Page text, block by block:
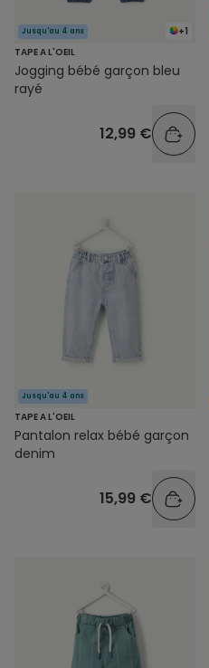
+1
Jusqu'au 4 ans
TAPE A L'OEIL
Jogging bébé garçon bleu
rayé
12,99 €
Jusqu'au 4 ans
TAPE A L'OEIL
Pantalon relax bébé garçon
denim
15,99 €